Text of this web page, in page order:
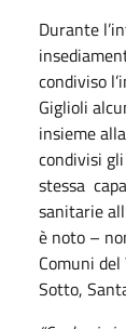
Durante
condiviso
Giglioli
insieme
condivisi
stessa
sanitarie
è noto –
Comuni
Sotto,